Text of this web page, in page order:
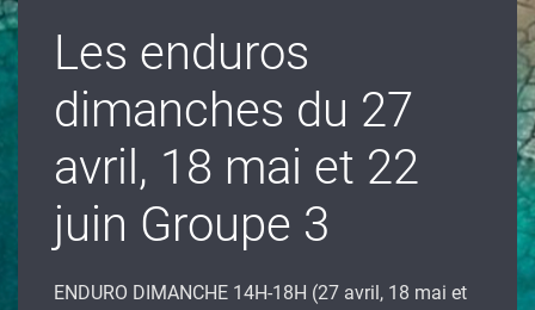
Les enduros
dimanches du 27
avril, 18 mai et 22
juin Groupe 3
ENDURO DIMANCHE 14H-18H (27 avril, 18 mai et